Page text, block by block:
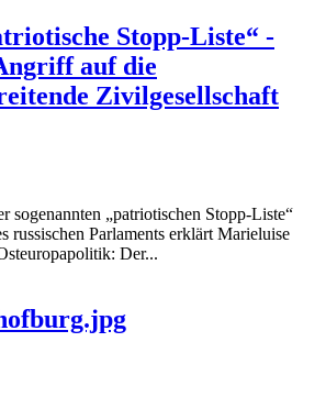
Stopp-Liste“ -
auf die
Zivilgesellschaft
sogenannten „patriotischen Stopp-Liste“
russischen Parlaments erklärt Marieluise
Der...